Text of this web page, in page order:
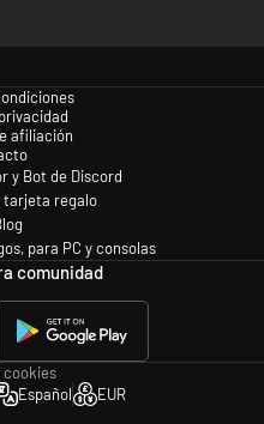
afiliación
y Bot de Discord
tarjeta regalo
para PC y consolas
comunidad
cookies
Español EUR